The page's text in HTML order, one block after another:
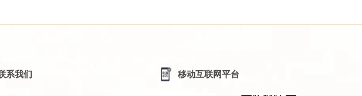
系我们 移动互联网平台